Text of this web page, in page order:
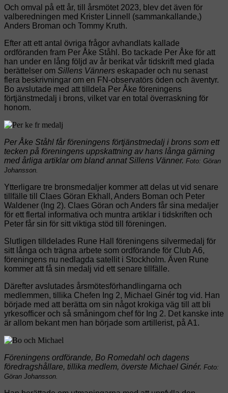
Och omval på ett år, till årsmötet 2023, blev det även för
valberedningen med Krister Linnell (sammankallande,)
Anders Broman och Tommy Kruth.
Efter att ett antal övriga frågor avhandlats kallade
ordföranden fram Per Åke Ståhl. Bo tackade Per Åke för att
han under en lång följd av år berikat vår tidskrift med glada
berättelser om Sillens Vänners eskapader och nu senast
flera beskrivningar om en FN-observatörs öden och äventyr.
Bo avslutade med att tilldela Per Åke föreningens
förtjänstmedalj i brons, vilket var en total överraskning för
honom.
Per Åke Ståhl får föreningens förtjänstmedalj i brons som ett
tecken på föreningens uppskattning av hans långa gärning
med årliga artiklar om bland annat Sillens Vänner. Foto: Göran
Johansson.
Ytterligare tre bronsmedaljer kommer att delas ut vid senare
tillfälle till Claes Göran Ekhall, Anders Boman och Peter
Waldener (Ing 2). Claes Göran och Anders får sina medaljer
för ett flertal informativa och muntra artiklar i tidskriften och
Peter får sin för sitt viktiga stöd till föreningen.
Slutligen tilldelades Rune Hall föreningens silvermedalj för
sitt långa och trägna arbete som ordförande för Club A6,
föreningens nu nedlagda satellit i Stockholm. Även Rune
kommer att få sin medalj vid ett senare tillfälle.
Därefter avslutades årsmötesförhandlingarna och
medlemmen, tillika Chefen Ing 2, Michael Ginér tog vid. Han
började med att berätta om sin något krokiga väg till att bli
yrkesofficer och så småningom chef för Ing 2. Det kanske inte
är allom bekant men han började som artillerist, på A1.
Föreningens ordförande, Bo Romedahl och dagens
föredragshållare, tillika medlem, överste Michael Ginér. Foto:
Göran Johansson.